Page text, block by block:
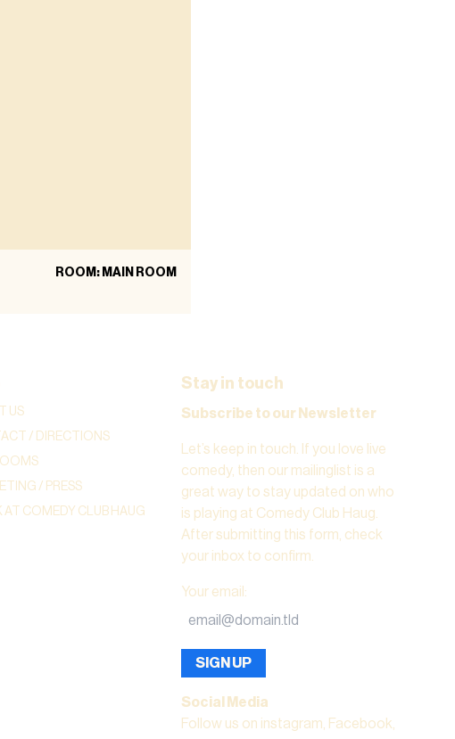
ROOM: MAIN ROOM
US
/ DIRECTIONS
/ PRESS
AT COMEDY CLUB HAUG
Stay in touch
Subscribe to our Newsletter
Let’s keep in touch. If you love live
comedy, then our mailinglist is a
great way to stay updated on who
is playing at Comedy Club Haug.
After submitting this form, check
your inbox to confirm.
Your email :
SIGN UP
Social Media
Follow us on instagram, Facebook,